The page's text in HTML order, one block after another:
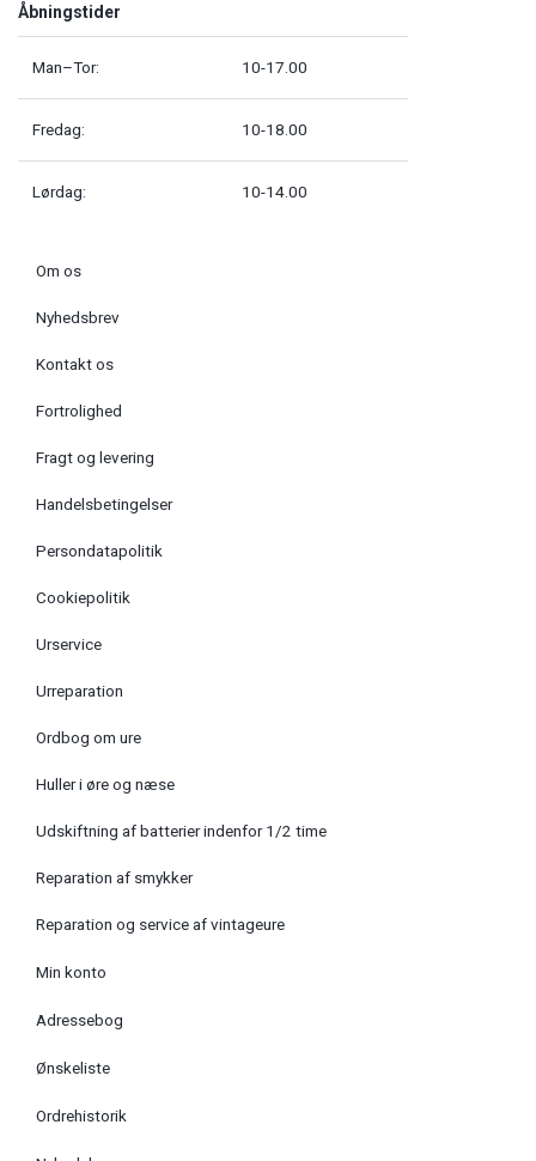
Åbningstider
Man–Tor: 10-17.00
Fredag: 10-18.00
Lørdag: 10-14.00
Om os
Nyhedsbrev
Kontakt os
Fortrolighed
Fragt og levering
Handelsbetingelser
Persondatapolitik
Cookiepolitik
Urservice
Urreparation
Ordbog om ure
Huller i øre og næse
Udskiftning af batterier indenfor 1/2 time
Reparation af smykker
Reparation og service af vintageure
Min konto
Adressebog
Ønskeliste
Ordrehistorik